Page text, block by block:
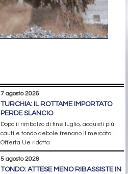
7 agosto 2026
TURCHIA: IL ROTTAME IMPORTATO
PERDE SLANCIO
Dopo il rimbalzo di fine luglio, acquisti più
cauti e tondo debole frenano il mercato.
Offerta Ue ridotta
5 agosto 2026
TONDO: ATTESE MENO RIBASSISTE IN